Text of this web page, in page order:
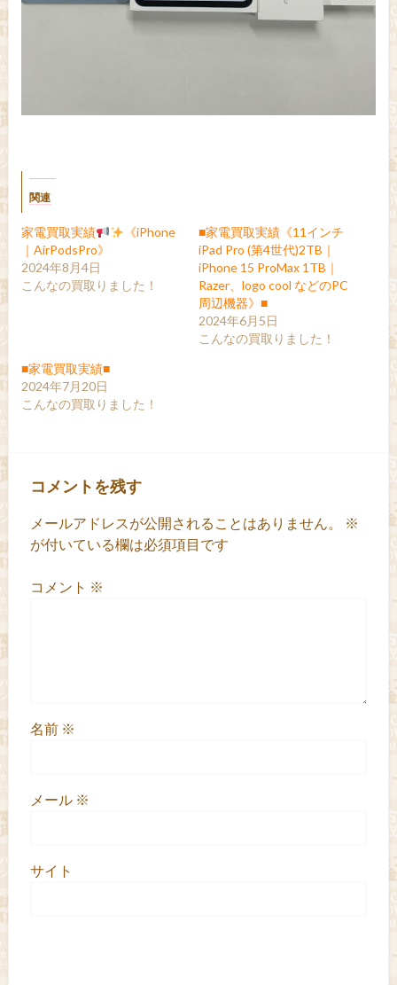
関連
家電買取実績
《iPhone
｜AirPodsPro》
2024年8月4日
こんなの買取りました！
■家電買取実績《11インチ
iPad Pro (第4世代)2TB｜
iPhone 15 ProMax 1TB｜
Razer、logo cool などのPC
周辺機器》■
2024年6月5日
こんなの買取りました！
■家電買取実績■
2024年7月20日
こんなの買取りました！
コメントを残す
メールアドレスが公開されることはありません。
※
が付いている欄は必須項目です
コメント ※
名前 ※
メール ※
サイト